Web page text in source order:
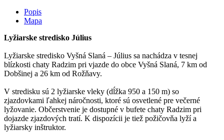
Popis
Mapa
Lyžiarske stredisko Július
Lyžiarske stredisko Vyšná Slaná – Július sa nachádza v tesnej
blízkosti chaty Radzim pri vjazde do obce Vyšná Slaná, 7 km od
Dobšinej a 26 km od Rožňavy.
V stredisku sú 2 lyžiarske vleky (dĺžka 950 a 150 m) so
zjazdovkami ľahkej náročnosti, ktoré sú osvetlené pre večerné
lyžovanie. Občerstvenie je dostupné v bufete chaty Radzim pri
dojazde zjazdových tratí. K dispozícii je tiež požičovňa lyží a
lyžiarsky inštruktor.